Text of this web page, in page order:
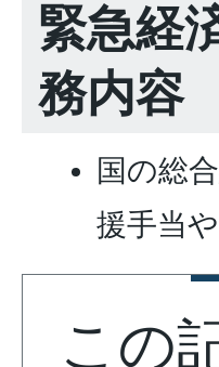
緊急経
務内容
国の総
援手当
この